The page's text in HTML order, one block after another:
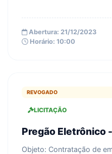
Abertura: 21/12/2023
Horário: 10:00
REVOGADO
LICITAÇÃO
Pregão Eletrônico
Objeto: Contratação de